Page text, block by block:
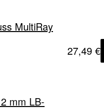
MultiRay
27,49 €
mm LB-